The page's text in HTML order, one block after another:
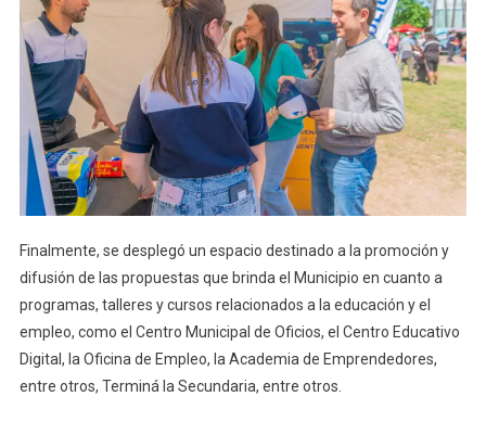
Finalmente, se desplegó un espacio destinado a la promoción y
difusión de las propuestas que brinda el Municipio en cuanto a
programas, talleres y cursos relacionados a la educación y el
empleo, como el Centro Municipal de Oficios, el Centro Educativo
Digital, la Oficina de Empleo, la Academia de Emprendedores,
entre otros, Terminá la Secundaria, entre otros.